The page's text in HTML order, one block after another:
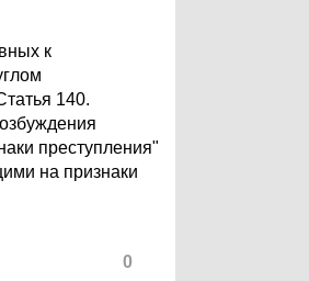
к
140.
преступления"
на признаки
0